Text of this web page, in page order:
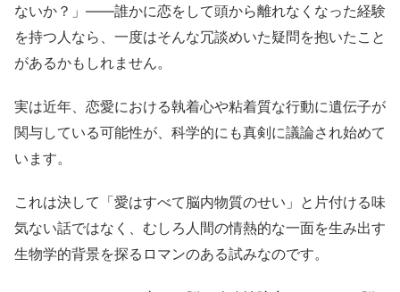
ないか？」――誰かに恋をして頭から離れなくなった経験
を持つ人なら、一度はそんな冗談めいた疑問を抱いたこと
があるかもしれません。
実は近年、恋愛における執着心や粘着質な行動に遺伝子が
関与している可能性が、科学的にも真剣に議論され始めて
います。
これは決して「愛はすべて脳内物質のせい」と片付ける味
気ない話ではなく、むしろ人間の情熱的な一面を生み出す
生物学的背景を探るロマンのある試みなのです。